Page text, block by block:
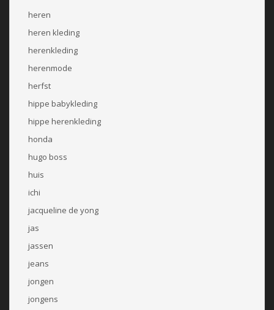
heren
heren kleding
herenkleding
herenmode
herfst
hippe babykleding
hippe herenkleding
honda
hugo boss
huis
ichi
jacqueline de yong
jas
jassen
jeans
jongen
jongens